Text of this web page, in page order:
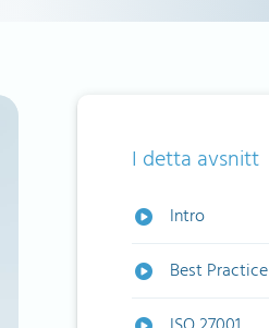
I detta avsnitt
Intro
Best Practice